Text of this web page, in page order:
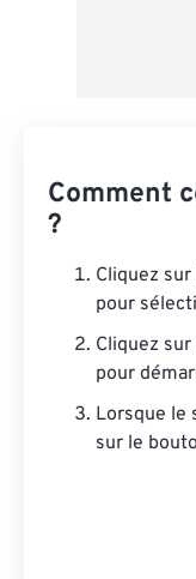
Comment
?
Cliquez
pour
Cliquez
pour
Lorsque le
sur le